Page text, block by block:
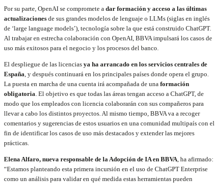
Por su parte, OpenAI se compromete a dar formación y acceso a las últimas
actualizaciones de sus grandes modelos de lenguaje o LLMs (siglas en inglés
de ‘large language models’), tecnología sobre la que está construido ChatGPT.
Al trabajar en estrecha colaboración con OpenAI, BBVA impulsará los casos de
uso más exitosos para el negocio y los procesos del banco.
El despliegue de las licencias ya ha arrancado en los servicios centrales de
España, y después continuará en los principales países donde opera el grupo.
La puesta en marcha de una cuenta irá acompañada de una formación
obligatoria. El objetivo es que todas las áreas tengan acceso a ChatGPT, de
modo que los empleados con licencia colaborarán con sus compañeros para
llevar a cabo los distintos proyectos. Al mismo tiempo, BBVA va a recoger
comentarios y sugerencias de estos usuarios en una comunidad multipaís con el
fin de identificar los casos de uso más destacados y extender las mejores
prácticas.
Elena Alfaro, nueva responsable de la Adopción de IA en BBVA , ha afirmado:
“Estamos planteando esta primera incursión en el uso de ChatGPT Enterprise
como un análisis para validar en qué medida estas herramientas pueden